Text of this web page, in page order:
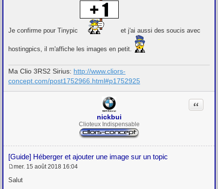
Je confirme pour Tinypic et j'ai aussi des soucis avec
hostingpics, il m'affiche les images en petit.
Ma Clio 3RS2 Sirius: http://www.cliors-
concept.com/post1752966.html#p1752925
nickbui
Clioteux Indispensable
[Guide] Héberger et ajouter une image sur un topic
Citation
e
mer. 15 août 2018 16:04
Salut